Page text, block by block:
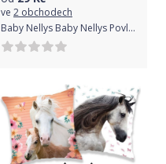
ve 2 obchodech
Baby Nellys Baby Nellys Povlak na polštářek 40x40cm, mix vzorů - neutrální barvy - 1 ks